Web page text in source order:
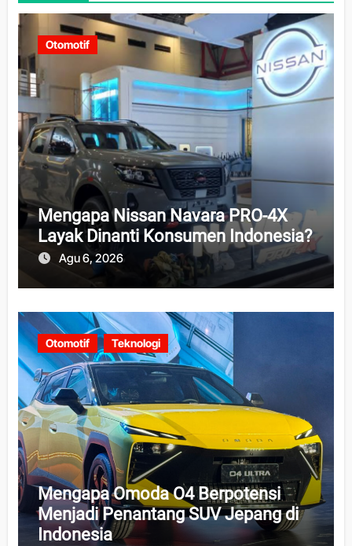
Otomotif
Mengapa Nissan Navara PRO-4X
Layak Dinanti Konsumen Indonesia?
Agu 6, 2026
Otomotif Teknologi
Mengapa Omoda O4 Berpotensi
Menjadi Penantang SUV Jepang di
Indonesia